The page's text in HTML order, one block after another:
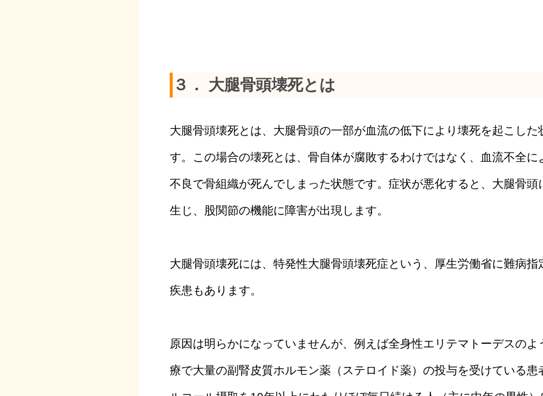
３． 大腿骨頭壊死とは
大腿骨頭壊死とは、大腿骨頭の一部が血流の低下により壊死を起こした
す。この場合の壊死とは、骨自体が腐敗するわけではなく、血流不全に
不良で骨組織が死んでしまった状態です。症状が悪化すると、大腿骨頭
生じ、股関節の機能に障害が出現します。
大腿骨頭壊死には、特発性大腿骨頭壊死症という、厚生労働省に難病指
疾患もあります。
原因は明らかになっていませんが、例えば全身性エリテマトーデスのよ
療で大量の副腎皮質ホルモン薬（ステロイド薬）の投与を受けている患